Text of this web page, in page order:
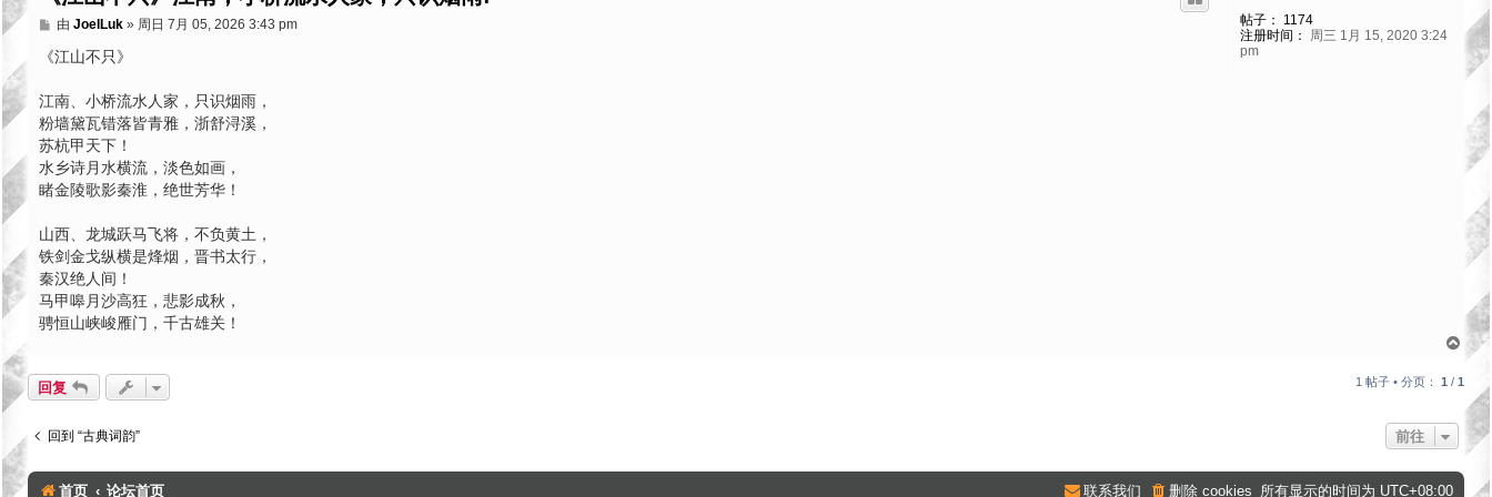
帖子：
1174
注册时间：
周三 1月 15, 2020 3:24
pm
帖
由 JoelLuk» 周日 7月 05, 2026 3:43 pm
《江山不只》
江南、小桥流水人家，只识烟雨，
粉墙黛瓦错落皆青雅，浙舒浔溪，
苏杭甲天下！
水乡诗月水横流，淡色如画，
睹金陵歌影秦淮，绝世芳华！
山西、龙城跃马飞将，不负黄土，
铁剑金戈纵横是烽烟，晋书太行，
秦汉绝人间！
马甲嗥月沙高狂，悲影成秋，
骋恒山峡峻雁门，千古雄关！
页
回复 1 帖子 • 分页： 1 / 1
回到 “古典词韵” 前往
首页 论坛首页 所有显示的时间为 UTC+08:00
删除 cookies
联系我们